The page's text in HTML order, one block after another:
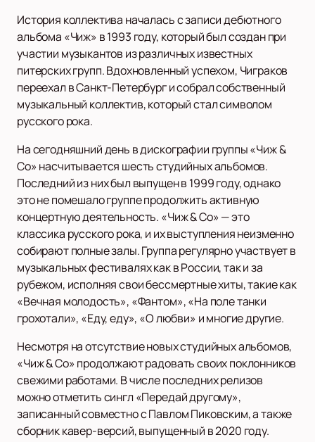
История коллектива началась с записи дебютного
альбома «Чиж» в 1993 году, который был создан при
участии музыкантов из различных известных
питерских групп. Вдохновленный успехом, Чиграков
переехал в Санкт-Петербург и собрал собственный
музыкальный коллектив, который стал символом
русского рока.
На сегодняшний день в дискографии группы «Чиж &
Co» насчитывается шесть студийных альбомов.
Последний из них был выпущен в 1999 году, однако
это не помешало группе продолжить активную
концертную деятельность. «Чиж & Co» — это
классика русского рока, и их выступления неизменно
собирают полные залы. Группа регулярно участвует в
музыкальных фестивалях как в России, так и за
рубежом, исполняя свои бессмертные хиты, такие как
«Вечная молодость», «Фантом», «На поле танки
грохотали», «Еду, еду», «О любви» и многие другие.
Несмотря на отсутствие новых студийных альбомов,
«Чиж & Co» продолжают радовать своих поклонников
свежими работами. В числе последних релизов
можно отметить сингл «Передай другому»,
записанный совместно с Павлом Пиковским, а также
сборник кавер-версий, выпущенный в 2020 году.